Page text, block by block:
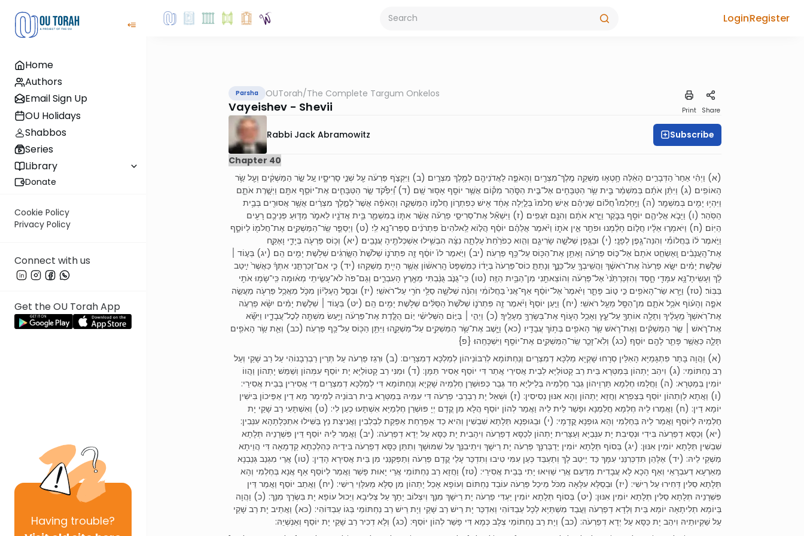
Home
Authors
Email Sign Up
OU Holidays
Shabbos
Series
Library
Donate
Cookie Policy
Privacy Policy
Connect with us
Get the OU Torah App
Having trouble?
LoginRegister
Parsha OUTorah/The Complete Targum Onkelos
Vayeishev - Shevii Print Share
Rabbi Jack Abramowitz Subscribe
Chapter 40
(א) וַיְהִ֗י אַחַר֙ הַדְּבָרִ֣ים הָאֵ֔לֶּה חָ֥טְא֛וּ מַשְׁקֵ֥ה מֶֽלֶךְ־מִצְרַ֖יִם וְהָאֹפֶ֑ה לַאֲדֹנֵיהֶ֖ם לְמֶ֥לֶךְ מִצְרָֽיִם׃ (ב) וַיִּקְצֹ֣ף פַּרְעֹ֔ה עַ֖ל שְׁנֵ֣י סָרִיסָ֑יו עַ֚ל שַׂ֣ר הַמַּשְׁקִ֔ים וְעַ֖ל שַׂ֥ר
הָאוֹפִֽים׃ (ג) וַיִּתֵּ֨ן אֹתָ֜ם בְּמִשְׁמַ֗ר בֵּ֛ית שַׂ֥ר הַטַּבָּחִ֖ים אֶל־בֵּ֣ית הַסֹּ֑הַר מְק֕וֹם אֲשֶׁ֥ר יוֹסֵ֖ף אָס֥וּר שָֽׁם׃ (ד) וַ֠יִּפְקֹ֠ד שַׂ֣ר הַטַּבָּחִ֧ים אֶת־יוֹסֵ֛ף אִתָּ֖ם וַיְשָׁ֣רֶת אֹתָ֑ם
וַיִּהְי֥וּ יָמִ֖ים בְּמִשְׁמָֽר׃ (ה) וַיַּֽחַלְמוּ֩ חֲל֨וֹם שְׁנֵיהֶ֜ם אִ֤ישׁ חֲלֹמוֹ֙ בְּלַ֣יְלָה אֶחָ֔ד אִ֖ישׁ כְּפִתְר֣וֹן חֲלֹמ֑וֹ הַמַּשְׁקֶ֣ה וְהָאֹפֶ֗ה אֲשֶׁר֙ לְמֶ֣לֶךְ מִצְרַ֔יִם אֲשֶׁ֥ר אֲסוּרִ֖ים בְּבֵ֥ית
הַסֹּֽהַר׃ (ו) וַיָּבֹ֧א אֲלֵיהֶ֛ם יוֹסֵ֖ף בַּבֹּ֑קֶר וַיַּ֣רְא אֹתָ֔ם וְהִנָּ֖ם זֹעֲפִֽים׃ (ז) וַיִּשְׁאַ֞ל אֶת־סְרִיסֵ֣י פַרְעֹ֗ה אֲשֶׁ֨ר אִתּ֧וֹ בְמִשְׁמַ֛ר בֵּ֥ית אֲדֹנָ֖יו לֵאמֹ֑ר מַדּ֛וּעַ פְּנֵיכֶ֥ם רָעִ֖ים
הַיּֽוֹם׃ (ח) וַיֹּאמְר֣וּ אֵלָ֔יו חֲל֣וֹם חָלַ֔מְנוּ וּפֹתֵ֖ר אֵ֣ין אֹת֑וֹ וַיֹּ֨אמֶר אֲלֵהֶ֜ם יוֹסֵ֗ף הֲל֤וֹא לֵֽאלֹהִים֙ פִּתְרֹנִ֔ים סַפְּרוּ־נָ֖א לִֽי׃ (ט) וַיְסַפֵּ֧ר שַֽׂר־הַמַּשְׁקִ֛ים אֶת־חֲלֹמ֖וֹ לְיוֹסֵ֑ף
וַיֹּ֣אמֶר ל֔וֹ בַּחֲלוֹמִ֕י וְהִנֵּה־גֶ֖פֶן לְפָנָֽי׃ (י) וּבַגֶּ֖פֶן שְׁלֹשָׁ֣ה שָׂרִיגִ֑ם וְהִ֤וא כְפֹרַ֙חַת֙ עָלְתָ֣ה נִצָּ֔הּ הִבְשִׁ֥ילוּ אַשְׁכְּלֹתֶ֖יהָ עֲנָבִֽים׃ (יא) וְכ֥וֹס פַּרְעֹ֖ה בְּיָדִ֑י וָאֶקַּ֣ח
אֶת־הָֽעֲנָבִ֗ים וָֽאֶשְׂחַ֤ט אֹתָם֙ אֶל־כּ֣וֹס פַּרְעֹ֔ה וָאֶתֵּ֥ן אֶת־הַכּ֖וֹס עַל־כַּ֥ף פַּרְעֹֽה׃ (יב) וַיֹּ֤אמֶר לוֹ֙ יוֹסֵ֔ף זֶ֖ה פִּתְרֹנ֑וֹ שְׁלֹ֙שֶׁת֙ הַשָּׂ֣רִגִ֔ים שְׁלֹ֥שֶׁת יָמִ֖ים הֵֽם׃ (יג) בְּע֣וֹד ׀
שְׁלֹ֣שֶׁת יָמִ֗ים יִשָּׂ֤א פַרְעֹה֙ אֶת־רֹאשֶׁ֔ךָ וַהֲשִֽׁיבְךָ֖ עַל־כַּנֶּ֑ךָ וְנָתַתָּ֤ כוֹס־פַּרְעֹה֙ בְּיָד֔וֹ כַּמִּשְׁפָּט֙ הָֽרִאשׁ֔וֹן אֲשֶׁ֥ר הָיִ֖יתָ מַשְׁקֵֽהוּ׃ (יד) כִּ֧י אִם־זְכַרְתַּ֣נִי אִתְּךָ֗ כַּאֲשֶׁר֙ יִ֣יטַב
לָ֔ךְ וְעָשִֽׂיתָ־נָּ֥א עִמָּדִ֖י חָ֑סֶד וְהִזְכַּרְתַּ֙נִי֙ אֶל־פַּרְעֹ֔ה וְהוֹצֵאתַ֖נִי מִן־הַבַּ֥יִת הַזֶּֽה׃ (טו) כִּֽי־גֻנֹּ֣ב גֻּנַּ֔בְתִּי מֵאֶ֖רֶץ הָעִבְרִ֑ים וְגַם־פֹּה֙ לֹא־עָשִׂ֣יתִֽי מְא֔וּמָה כִּֽי־שָׂמ֥וּ אֹתִ֖י
בַּבּֽוֹר׃ (טז) וַיַּ֥רְא שַׂר־הָאֹפִ֖ים כִּ֣י ט֣וֹב פָּתָ֑ר וַיֹּ֙אמֶר֙ אֶל־יוֹסֵ֔ף אַף־אֲנִי֙ בַּחֲלוֹמִ֔י וְהִנֵּ֗ה שְׁלֹשָׁ֛ה סַלֵּ֥י חֹרִ֖י עַל־רֹאשִֽׁי׃ (יז) וּבַסַּ֣ל הָֽעֶלְי֗וֹן מִכֹּ֛ל מַאֲכַ֥ל פַּרְעֹ֖ה מַעֲשֵׂ֣ה
אֹפֶ֑ה וְהָע֗וֹף אֹכֵ֥ל אֹתָ֛ם מִן־הַסַּ֖ל מֵעַ֥ל רֹאשִֽׁי׃ (יח) וַיַּ֤עַן יוֹסֵף֙ וַיֹּ֔אמֶר זֶ֖ה פִּתְרֹנ֑וֹ שְׁלֹ֙שֶׁת֙ הַסַּלִּ֔ים שְׁלֹ֥שֶׁת יָמִ֖ים הֵֽם׃ (יט) בְּע֣וֹד ׀ שְׁלֹ֣שֶׁת יָמִ֗ים יִשָּׂ֨א פַרְעֹ֤ה
אֶת־רֹֽאשְׁךָ֙ מֵֽעָלֶ֔יךָ וְתָלָ֥ה אוֹתְךָ֖ עַל־עֵ֑ץ וְאָכַ֥ל הָע֛וֹף אֶת־בְּשָׂרְךָ֖ מֵעָלֶֽיךָ׃ (כ) וַיְהִ֣י ׀ בַּיּ֣וֹם הַשְּׁלִישִׁ֗י י֚וֹם הֻלֶּ֣דֶת אֶת־פַּרְעֹ֔ה וַיַּ֥עַשׂ מִשְׁתֶּ֖ה לְכׇל־עֲבָדָ֑יו וַיִּשָּׂ֞א
אֶת־רֹ֣אשׁ ׀ שַׂ֣ר הַמַּשְׁקִ֗ים וְאֶת־רֹ֛אשׁ שַׂ֥ר הָאֹפִ֖ים בְּת֥וֹךְ עֲבָדָֽיו׃ (כא) וַיָּ֛שֶׁב אֶת־שַׂ֥ר הַמַּשְׁקִ֖ים עַל־מַשְׁקֵ֑הוּ וַיִּתֵּ֥ן הַכּ֖וֹס עַל־כַּ֥ף פַּרְעֹֽה׃ (כב) וְאֵ֛ת שַׂ֥ר הָאֹפִ֖ים
תָּלָ֑ה כַּאֲשֶׁ֥ר פָּתַ֛ר לָהֶ֖ם יוֹסֵֽף׃ (כג) וְלֹֽא־זָכַ֧ר שַֽׂר־הַמַּשְׁקִ֛ים אֶת־יוֹסֵ֖ף וַיִּשְׁכָּחֵֽהוּ׃ {פ}
(א) וַהֲוָה בָּתַר פִּתְגָּמַיָּא הָאִלֵּין סְרָחוּ שָׁקְיָא מַלְכָּא דְמִצְרַיִם וְנַחְתּוֹמָא לְרִבּוֹנֵיהוֹן לְמַלְכָּא דְמִצְרָיִם: (ב) וּרְגֵז פַּרְעֹה עַל תְּרֵין רַבְרְבָנוֹהִי עַל רַב שָׁקֵי וְעַל
רַב נַחְתּוֹמֵי: (ג) וִיהַב יָתְהוֹן בְּמַטְּרָא בֵּית רַב קָטוֹלַיָּא לְבֵית אֲסִירֵי אֲתַר דִּי יוֹסֵף אָסִיר תַּמָּן: (ד) וּמַנִּי רַב קָטוֹלַיָּא יָת יוֹסֵף עִמְּהוֹן וְשַׁמֵּשׁ יָתְהוֹן וַהֲווֹ
יוֹמִין בְּמַטְּרָא: (ה) וַחֲלָמוּ חֶלְמָא תַּרְוֵיהוֹן גְּבַר חֶלְמֵיהּ בְּלֵילְיָא חַד גְּבַר כְּפוּשְׁרַן חֶלְמֵיהּ שָׁקְיָא וְנַחְתּוֹמָא דִּי לְמַלְכָּא דְמִצְרַיִם דִּי אֲסִירִין בְּבֵית אֲסִירֵי:
(ו) וַאֲתָא לְוָתְהוֹן יוֹסֵף בְּצַפְרָא וַחֲזָא יָתְהוֹן וְהָא אִנּוּן נְסִיסִין: (ז) וּשְׁאֵל יָת רַבְרְבֵי פַרְעֹה דִּי עִמֵּיהּ בְּמַטְּרָא בֵּית רִבּוֹנֵיהּ לְמֵימָר מָא דֵין אַפֵּיכוֹן בִּישִׁין
יוֹמָא דֵין: (ח) וַאֲמָרוּ לֵיהּ חֶלְמָא חֲלֵמְנָא וּפָשַׁר לֵית לֵיהּ וַאֲמַר לְהוֹן יוֹסֵף הֲלָא מִן קֳדָם יְיָ פּוּשְׁרַן חֶלְמַיָּא אִשְׁתָּעוּ כְעַן לִי: (ט) וְאִשְׁתָּעִי רַב שָׁקֵי יָת
חֶלְמֵיהּ לְיוֹסֵף וַאֲמַר לֵיהּ בְּחֶלְמִי וְהָא גוּפְנָא קֳדָמָי: (י) וּבְגוּפְנָא תְּלָתָא שִׁבְשִׁין וְהִיא כַד אַפְרַחַת אַפֵּקַת לַבְלְבִין וַאֲנִיצַת נֵץ בַּשִּׁילוּ אִתְכְּלָתָהָא עִנְּבִין:
(יא) וְכַסָּא דְפַרְעֹה בִּידִי וּנְסֵיבִת יָת עִנְּבַיָּא וְעַצָּרִית יָתְהוֹן לְכַסָּא דְפַרְעֹה וִיהָבִית יָת כַּסָּא עַל יְדָא דְפַרְעֹה: (יב) וַאֲמַר לֵיהּ יוֹסֵף דֵּין פִּשְׁרָנֵיהּ תְּלָתָא
שִׁבְשִׁין תְּלָתָא יוֹמִין אִנּוּן: (יג) בְּסוֹף תְּלָתָא יוֹמִין יַדְבְּרִנָּךְ פַּרְעֹה יָת רֵישָׁךְ וִיתֵיבִנָּךְ עַל שִׁמּוּשָׁךְ וְתִתֵּן כַּסָּא דְפַרְעֹה בִּידֵיהּ כְּהִלְכְתָא קַדְמָאָה דִּי הֲוֵיתָא
מַשְׁקֵי לֵיהּ: (יד) אֶלָּהֵן תִּדְכְּרִנַּנִי עִמָּךְ כַּד יֵיטַב לָךְ וְתַעְבֵּד כְּעַן עִמִּי טִיבוּ וְתִדְכַּר עָלַי קֳדָם פַּרְעֹה וְתַפְּקִנַּנִי מִן בֵּית אֲסִירָא הָדֵין: (טו) אֲרֵי מִגְנַב גְּנֵבְנָא
מֵאַרְעָא דְעִבְרָאֵי וְאַף הָכָא לָא עֲבָדִית מִדַּעַם אֲרֵי שַׁוִּיאוּ יָתִי בְּבֵית אֲסִירֵי: (טז) וַחֲזָא רַב נַחְתּוֹמֵי אֲרֵי יָאוּת פָּשַׁר וַאֲמַר לְיוֹסֵף אַף אֲנָא בְּחֶלְמִי וְהָא
תְּלָתָא סַלִּין דְּחִירוּ עַל רֵישִׁי: (יז) וּבְסַלָּא עִלָּאָה מִכֹּל מֵיכַל פַּרְעֹה עוֹבַד נַחְתּוֹם וְעוֹפָא אָכֵל יָתְהוֹן מִן סַלָּא מֵעִלָּוֵי רֵישִׁי: (יח) וַאֲתֵב יוֹסֵף וַאֲמַר דֵּין
פִּשְׁרָנֵיהּ תְּלָתָא סַלִּין תְּלָתָא יוֹמִין אִנּוּן: (יט) בְּסוֹף תְּלָתָא יוֹמִין יַעְדִּי פַרְעֹה יָת רֵישָׁךְ מִנָּךְ וְיִצְלוֹב יָתָךְ עַל צְלִיבָא וְיֵכוּל עוֹפָא יָת בִּשְׂרָךְ מִנָּךְ: (כ) וַהֲוָה
בְּיוֹמָא תְלִיתָאָה יוֹמָא בֵּית וַלְדָא דְפַרְעֹה וַעֲבַד מִשְׁתְּיָא לְכָל עַבְדּוֹהִי וְאִדְכַּר יָת רֵישׁ רַב שָׁקֵי וְיָת רֵישׁ רַב נַחְתּוֹמֵי בְּגוֹ עַבְדּוֹהִי: (כא) וַאֲתֵיב יָת רַב שָׁקֵי
עַל שַׁקְיוּתֵיהּ וִיהַב יָת כַּסָּא עַל יְדָא דְפַרְעֹה: (כב) וְיָת רַב נַחְתּוֹמֵי צְלָב כְּמָא דִּי פָשַׁר לְהוֹן יוֹסֵף: (כג) וְלָא דְכִיר רַב שָׁקֵי יָת יוֹסֵף וְאַנְשְׁיֵהּ: